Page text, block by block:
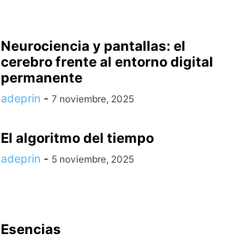
Neurociencia y pantallas: el
cerebro frente al entorno digital
permanente
adeprin - 7 noviembre, 2025
El algoritmo del tiempo
adeprin - 5 noviembre, 2025
Esencias